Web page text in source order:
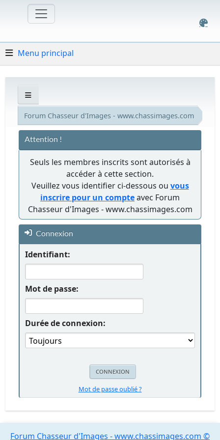
Menu principal
Forum Chasseur d'Images - www.chassimages.com
Attention !
Seuls les membres inscrits sont autorisés à
accéder à cette section.
Veuillez vous identifier ci-dessous ou vous
inscrire pour un compteavec Forum
Chasseur d'Images - www.chassimages.com
Connexion
Identifiant:
Mot de passe:
Durée de connexion:
Mot de passe oublié ?
Forum Chasseur d'Images - www.chassimages.com ©